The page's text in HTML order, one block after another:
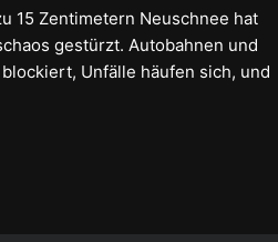
15 Zentimetern Neuschnee hat
gestürzt. Autobahnen und
Unfälle häufen sich, und